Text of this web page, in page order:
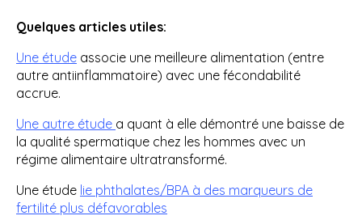
Quelques articles utiles:
Une étude associe une meilleure alimentation (entre
autre antiinflammatoire) avec une fécondabilité
accrue.
Une autre étude a quant à elle démontré une baisse de
la qualité spermatique chez les hommes avec un
régime alimentaire ultratransformé.
Une étude lie phthalates/BPA à des marqueurs de
fertilité plus défavorables